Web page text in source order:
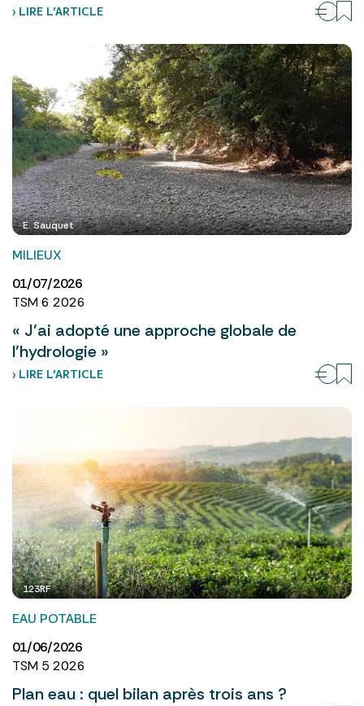
› LIRE L’ARTICLE
E. Sauquet
MILIEUX
01/07/2026
TSM 6 2026
« J’ai adopté une approche globale de
l’hydrologie »
› LIRE L’ARTICLE
123RF
EAU POTABLE
01/06/2026
TSM 5 2026
Plan eau : quel bilan après trois ans ?